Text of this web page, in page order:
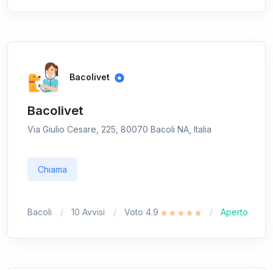
Bacolivet
Bacolivet
Via Giulio Cesare, 225, 80070 Bacoli NA, Italia
Chiama
Bacoli 10 Avvisi Voto 4.9 Aperto